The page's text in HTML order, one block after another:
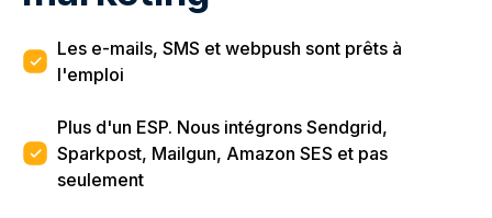
Les e-mails, SMS et webpush sont prêts à
l'emploi
Plus d'un ESP. Nous intégrons Sendgrid,
Sparkpost, Mailgun, Amazon SES et pas
seulement